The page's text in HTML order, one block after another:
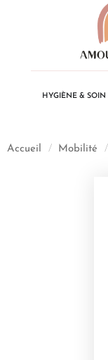
HYGIÈNE & SOIN
Accueil / Mobilité /